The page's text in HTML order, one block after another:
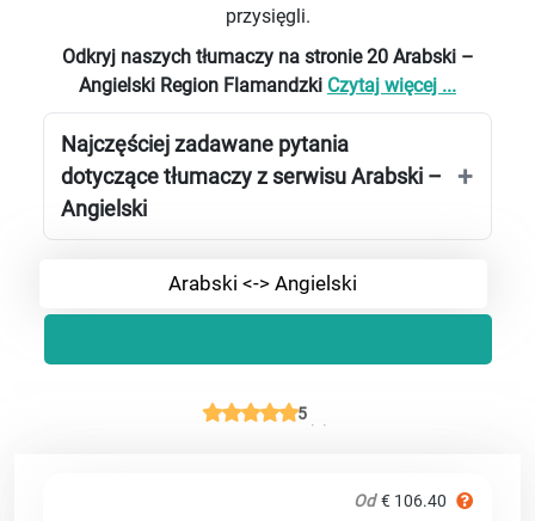
przysięgli.
Odkryj naszych tłumaczy na stronie 20 Arabski –
Angielski Region Flamandzki Czytaj więcej ...
Najczęściej zadawane pytania
dotyczące tłumaczy z serwisu Arabski –
Angielski
Arabski <-> Angielski
5
Od € 106.40